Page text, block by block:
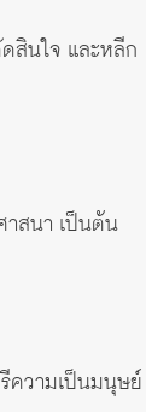
สินใจ และหลีก
าสนา เป็นต้น
ความเป็นมนุษย์